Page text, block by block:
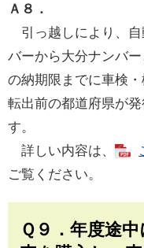
Ａ８．
引っ越しにより、
バーから大分ナンバ
の納期限までに車検
転出前の都道府県が
す。
詳しい内容は、
ご覧ください。
Ｑ９．年度途